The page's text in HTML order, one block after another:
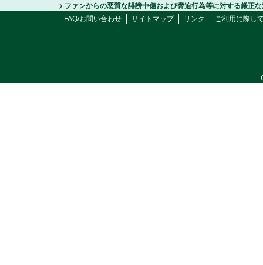
ファンからの悪質な誹謗中傷および脅迫行為等に対する厳正
FAQ/お問い合わせ
サイトマップ リンク ご利用に際し